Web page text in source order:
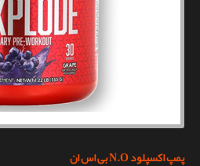
پمپ اکسپلود N.O بی اس ان